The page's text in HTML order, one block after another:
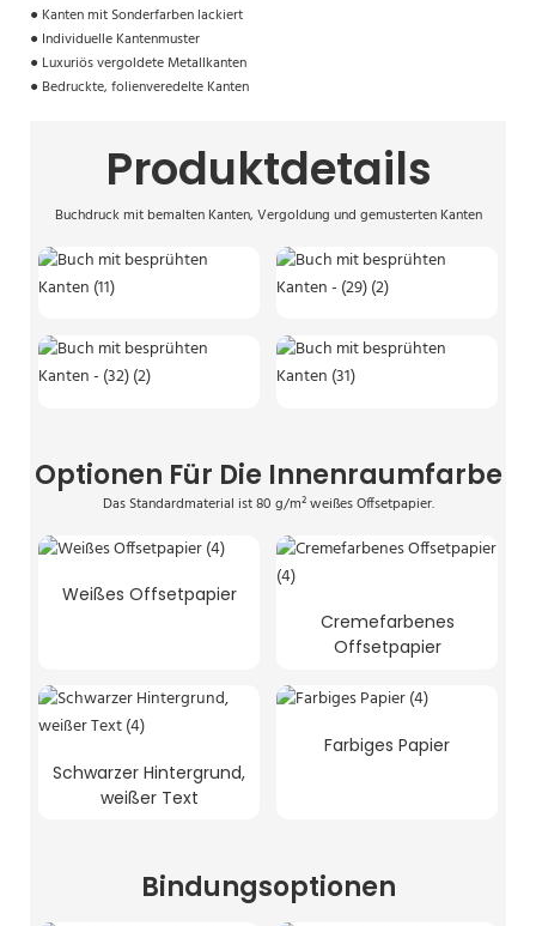
● Kanten mit Sonderfarben lackiert
● Individuelle Kantenmuster
● Luxuriös vergoldete Metallkanten
● Bedruckte, folienveredelte Kanten
Produktdetails
Buchdruck mit bemalten Kanten, Vergoldung und gemusterten Kanten
Optionen Für Die Innenraumfarbe
Das Standardmaterial ist 80 g/m² weißes Offsetpapier.
Weißes Offsetpapier
Cremefarbenes
Offsetpapier
Schwarzer Hintergrund,
weißer Text
Farbiges Papier
Bindungsoptionen